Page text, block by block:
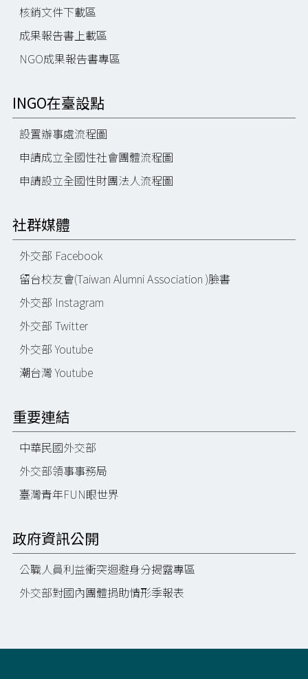
核銷文件下載區
成果報告書上載區
NGO成果報告書專區
INGO在臺設點
設置辦事處流程圖
申請成立全國性社會團體流程圖
申請設立全國性財團法人流程圖
社群媒體
外交部 Facebook
留台校友會(Taiwan Alumni Association )臉書
外交部 Instagram
外交部 Twitter
外交部 Youtube
潮台灣 Youtube
重要連結
中華民國外交部
外交部領事事務局
臺灣青年FUN眼世界
政府資訊公開
公職人員利益衝突迴避身分揭露專區
外交部對國內團體捐助情形季報表